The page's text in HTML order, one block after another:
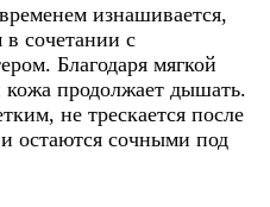
изнашивается,
сочетании с
Благодаря мягкой
кожа продолжает дышать.
не трескается после
остаются сочными под